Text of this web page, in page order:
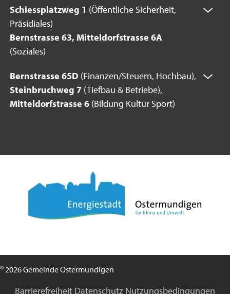
Schiessplatzweg 1 (Öffentliche Sicherheit,
Präsidiales)
Bernstrasse 63, Mitteldorfstrasse 6A
(Soziales)
Bernstrasse 65D (Finanzen/Steuern, Hochbau),
Steinbruchweg 7 (Tiefbau & Betriebe),
Mitteldorfstrasse 6 (Bildung Kultur Sport)
© 2026 Gemeinde Ostermundigen
Barrierefreiheit Datenschutz Nutzungsbedingungen